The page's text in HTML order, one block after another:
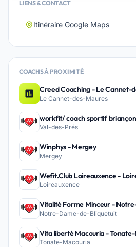
LIENS & CONTACT
Itinéraire Google Maps
COACHS À PROXIMITÉ
Creed Coaching - Le Cannet-
Le Cannet-des-Maures
workfit/ coach sportif
Val-des-Prés
Winphys - Mergey
Mergey
Wefit.Club Loireauxence -
Loireauxence
Vitalité Forme Minceur -
Notre-Dame-de-Bliquetuit
Vita liberté Macouria -
Tonate-Macouria